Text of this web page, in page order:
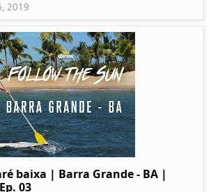
2019
baixa | Barra Grande - BA |
03